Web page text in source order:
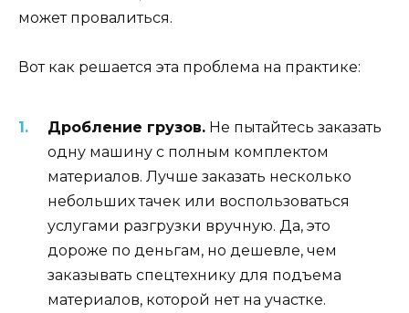
может провалиться.
Вот как решается эта проблема на практике:
Дробление грузов. Не пытайтесь заказать
одну машину с полным комплектом
материалов. Лучше заказать несколько
небольших тачек или воспользоваться
услугами разгрузки вручную. Да, это
дороже по деньгам, но дешевле, чем
заказывать спецтехнику для подъема
материалов, которой нет на участке.